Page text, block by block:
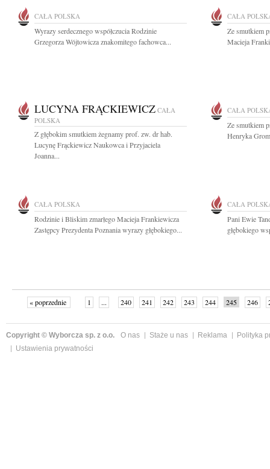
CAŁA POLSKA
Wyrazy serdecznego współczucia Rodzinie
Grzegorza Wójtowicza znakomitego fachowca...
CAŁA
Ze smutkiem
Macieja
LUCYNA FRĄCKIEWICZ CAŁA
POLSKA
Z głębokim smutkiem żegnamy prof. zw. dr hab.
Lucynę Frąckiewicz Naukowca i Przyjaciela
Joanna...
CAŁA
Ze smutkiem
Henryka
CAŁA POLSKA
Rodzinie i Bliskim zmarłego Macieja Frankiewicza
Zastępcy Prezydenta Poznania wyrazy głębokiego...
CAŁA
Pani Ewie
głębokiego
« poprzednie 1 ... 240 241 242 243 244 245 246
Copyright © Wyborcza sp. z o.o. O nas Staże u nas Reklama
Polityka
Ustawienia prywatności